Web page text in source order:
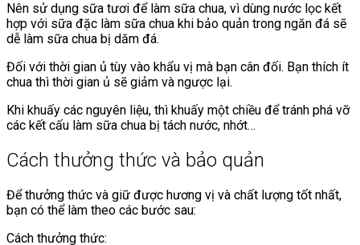
Nên sử dụng sữa tươi để làm sữa chua, vì dùng nước lọc kết
hợp với sữa đặc làm sữa chua khi bảo quản trong ngăn đá sẽ
dễ làm sữa chua bị dăm đá.
Đối với thời gian ủ tùy vào khẩu vị mà bạn cân đối. Bạn thích ít
chua thì thời gian ủ sẽ giảm và ngược lại.
Khi khuấy các nguyên liệu, thì khuấy một chiều để tránh phá vỡ
các kết cấu làm sữa chua bị tách nước, nhớt…
Cách thưởng thức và bảo quản
Để thưởng thức và giữ được hương vị và chất lượng tốt nhất,
bạn có thể làm theo các bước sau:
Cách thưởng thức: